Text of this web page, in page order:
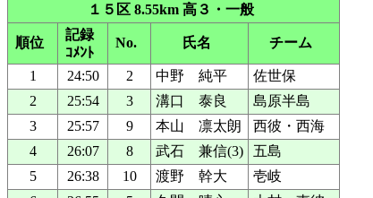
１５区 8.55km 高３・一般
順位
記録
ｺﾒﾝﾄ
No. 氏名 チーム
1 24:50 2 中野 純平
佐世保
2
25:54 3 溝口 泰良
島原半島
3
25:57 9 本山 凛太朗
西彼・西海
4
26:07 8 武石 兼信(3)
五島
5
26:38 10 渡野 幹大
壱岐